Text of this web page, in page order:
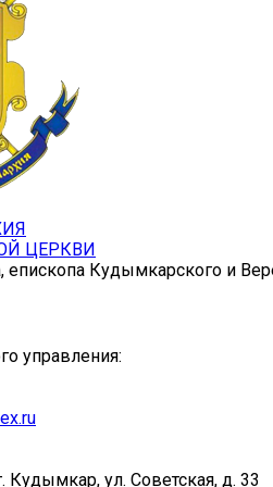
ЦЕРКВИ
епископа Кудымкарского и
управления:
Кудымкар, ул. Советская, д. 33